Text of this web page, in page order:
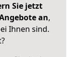
Sie jetzt
an,
Ihnen sind.